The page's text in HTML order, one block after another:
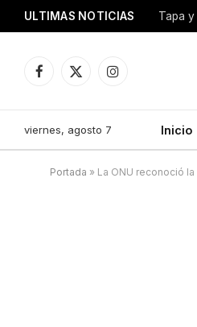
ULTIMAS NOTICIAS Tapa
Facebook
X
Instagram
viernes, agosto 7 Inicio
Portada » La ONU reconoció